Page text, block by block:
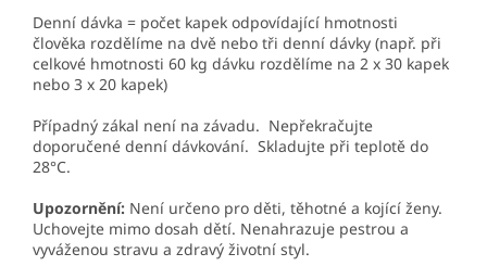
Denní dávka = počet kapek odpovídající hmotnosti
člověka rozdělíme na dvě nebo tři denní dávky (např. při
celkové hmotnosti 60 kg dávku rozdělíme na 2 x 30 kapek
nebo 3 x 20 kapek)
Případný zákal není na závadu. Nepřekračujte
doporučené denní dávkování. Skladujte při teplotě do
28°C.
Upozornění: Není určeno pro děti, těhotné a kojící ženy.
Uchovejte mimo dosah dětí. Nenahrazuje pestrou a
vyváženou stravu a zdravý životní styl.